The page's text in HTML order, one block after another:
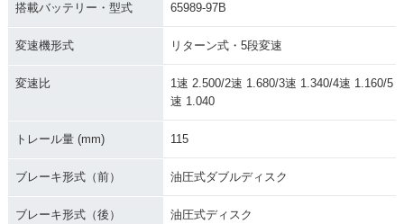
搭載バッテリー・型式 65989-97B
変速機形式 リターン式・5段変速
変速比
1速 2.500/2速 1.680/3速 1.340/4速 1.160/5
速 1.040
トレール量 (mm) 115
ブレーキ形式（前） 油圧式ダブルディスク
ブレーキ形式（後） 油圧式ディスク